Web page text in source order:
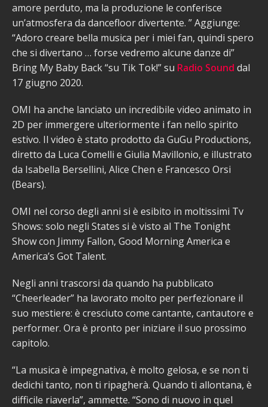
amore perduto, ma la produzione le conferisce
un’atmosfera da dancefloor divertente. ” Aggiunge:
“Adoro creare bella musica per i miei fan, quindi spero
che si divertano … forse vedremo alcune danze di”
Bring My Baby Back “su Tik Tok!” su Radio Sound dal
17 giugno 2020.
OMI ha anche lanciato un incredibile video animato in
2D per immergere ulteriormente i fan nello spirito
estivo. Il video è stato prodotto da GuGu Productions,
diretto da Luca Comelli e Giulia Mavillonio, e illustrato
da Isabella Bersellini, Alice Chen e Francesco Orsi
(Bears).
OMI nel corso degli anni si è esibito in moltissimi Tv
Shows: solo negli States si è visto al The Tonight
Show con Jimmy Fallon, Good Morning America e
America’s Got Talent.
Negli anni trascorsi da quando ha pubblicato
“Cheerleader” ha lavorato molto per perfezionare il
suo mestiere: è cresciuto come cantante, cantautore e
performer. Ora è pronto per iniziare il suo prossimo
capitolo.
“La musica è impegnativa, è molto gelosa, e se non ti
dedichi tanto, non ti ripagherà. Quando ti allontana, è
difficile riaverla”, ammette. “Sono di nuovo in quel